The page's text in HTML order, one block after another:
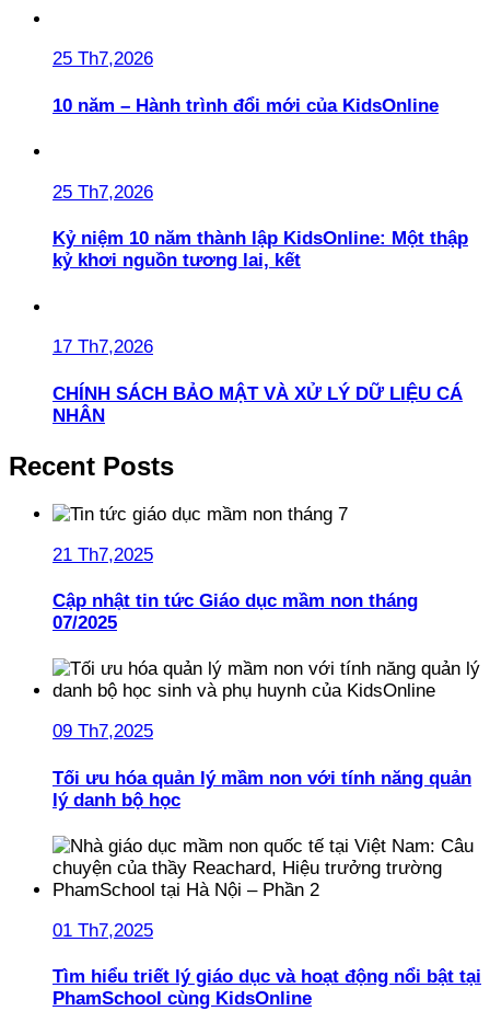
25 Th7,2026
10 năm – Hành trình đổi mới của KidsOnline
25 Th7,2026
Kỷ niệm 10 năm thành lập KidsOnline: Một thập
kỷ khơi nguồn tương lai, kết
17 Th7,2026
CHÍNH SÁCH BẢO MẬT VÀ XỬ LÝ DỮ LIỆU CÁ
NHÂN
Recent Posts
21 Th7,2025
Cập nhật tin tức Giáo dục mầm non tháng
07/2025
09 Th7,2025
Tối ưu hóa quản lý mầm non với tính năng quản
lý danh bộ học
01 Th7,2025
Tìm hiểu triết lý giáo dục và hoạt động nổi bật tại
PhamSchool cùng KidsOnline